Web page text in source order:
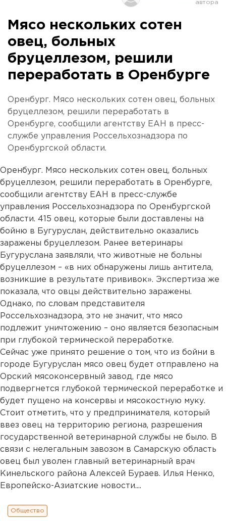
Мясо нескольких сотен
овец, больных
бруцеллезом, решили
переработать в Оренбурге
Оренбург. Мясо нескольких сотен овец, больных
бруцеллезом, решили переработать в
Оренбурге, сообщили агентству ЕАН в пресс-
службе управления Россельхознадзора по
Оренбургской области.
Оренбург. Мясо нескольких сотен овец, больных
бруцеллезом, решили переработать в Оренбурге,
сообщили агентству ЕАН в пресс-службе
управления Россельхознадзора по Оренбургской
области. 415 овец, которые были доставлены на
бойню в Бугуруслан, действительно оказались
заражены бруцеллезом. Ранее ветеринары
Бугуруслана заявляли, что животные не больны
бруцеллезом – «в них обнаружены лишь антитела,
возникшие в результате прививок». Экспертиза же
показала, что овцы действительно заражены.
Однако, по словам представителя
Россельхознадзора, это не значит, что мясо
подлежит уничтожению – оно является безопасным
при глубокой термической переработке.
Сейчас уже принято решение о том, что из бойни в
городе Бугуруслан мясо овец будет отправлено на
Орский мясоконсервный завод, где мясо
подвергнется глубокой термической переработке и
будет пущено на консервы и мясокостную муку.
Стоит отметить, что у предпринимателя, который
ввез овец на территорию региона, разрешения
государственной ветеринарной службы не было. В
связи с нелегальным завозом в Самарскую область
овец был уволен главный ветеринарный врач
Кинельского района Алексей Бураев. Илья Ненко,
Европейско-Азиатские новости....
Общество